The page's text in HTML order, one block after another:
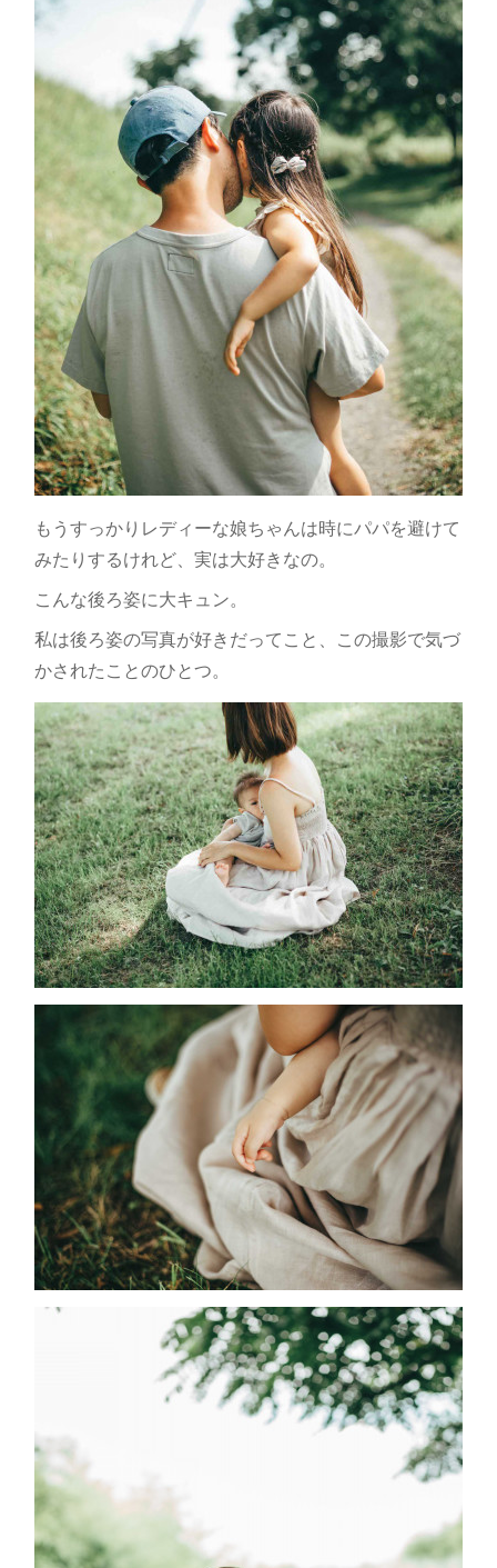
もうすっかりレディーな娘ちゃんは時にパパを避けて
みたりするけれど、実は大好きなの。
こんな後ろ姿に大キュン。
私は後ろ姿の写真が好きだってこと、この撮影で気づ
かされたことのひとつ。